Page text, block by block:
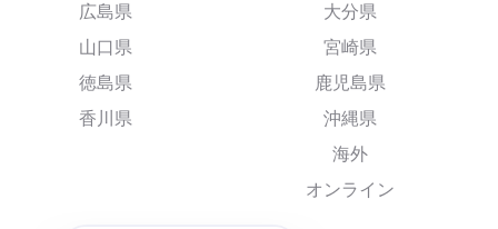
広島県
山口県
徳島県
香川県
大分県
宮崎県
鹿児島県
沖縄県
海外
オンライン